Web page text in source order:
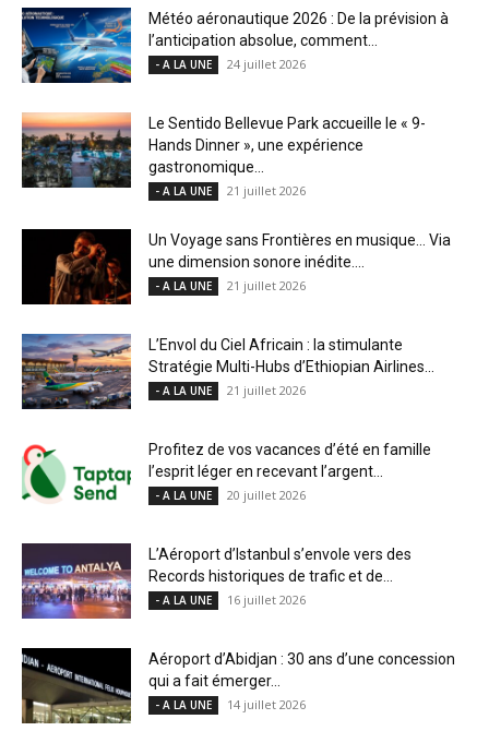
Météo aéronautique 2026 : De la prévision à
l’anticipation absolue, comment...
- A LA UNE 24 juillet 2026
Le Sentido Bellevue Park accueille le « 9-
Hands Dinner », une expérience
gastronomique...
- A LA UNE 21 juillet 2026
Un Voyage sans Frontières en musique… Via
une dimension sonore inédite....
- A LA UNE 21 juillet 2026
L’Envol du Ciel Africain : la stimulante
Stratégie Multi-Hubs d’Ethiopian Airlines...
- A LA UNE 21 juillet 2026
Profitez de vos vacances d’été en famille
l’esprit léger en recevant l’argent...
- A LA UNE 20 juillet 2026
L’Aéroport d’Istanbul s’envole vers des
Records historiques de trafic et de...
- A LA UNE 16 juillet 2026
Aéroport d’Abidjan : 30 ans d’une concession
qui a fait émerger...
- A LA UNE 14 juillet 2026